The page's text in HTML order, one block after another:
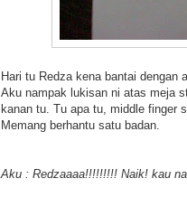
Hari tu Redza kena bantai dengan
Aku nampak lukisan ni atas meja
kanan tu. Tu apa tu, middle finger
Memang berhantu satu badan.
Aku : Redzaaaa!!!!!!!!! Naik! kau